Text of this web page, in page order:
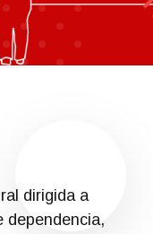
dirigida a
dependencia,